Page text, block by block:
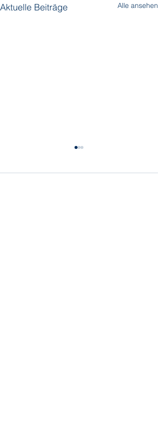
Aktuelle Beiträge Alle ansehen